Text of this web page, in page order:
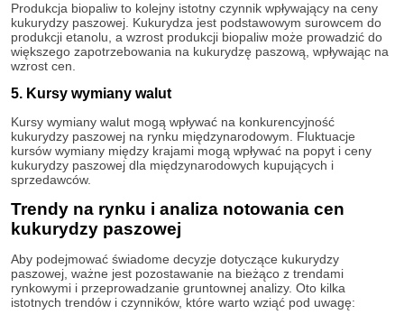
Produkcja biopaliw to kolejny istotny czynnik wpływający na ceny
kukurydzy paszowej. Kukurydza jest podstawowym surowcem do
produkcji etanolu, a wzrost produkcji biopaliw może prowadzić do
większego zapotrzebowania na kukurydzę paszową, wpływając na
wzrost cen.
5. Kursy wymiany walut
Kursy wymiany walut mogą wpływać na konkurencyjność
kukurydzy paszowej na rynku międzynarodowym. Fluktuacje
kursów wymiany między krajami mogą wpływać na popyt i ceny
kukurydzy paszowej dla międzynarodowych kupujących i
sprzedawców.
Trendy na rynku i analiza notowania cen
kukurydzy paszowej
Aby podejmować świadome decyzje dotyczące kukurydzy
paszowej, ważne jest pozostawanie na bieżąco z trendami
rynkowymi i przeprowadzanie gruntownej analizy. Oto kilka
istotnych trendów i czynników, które warto wziąć pod uwagę: